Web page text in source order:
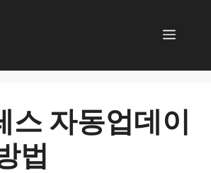
메
스 자동업데이
법